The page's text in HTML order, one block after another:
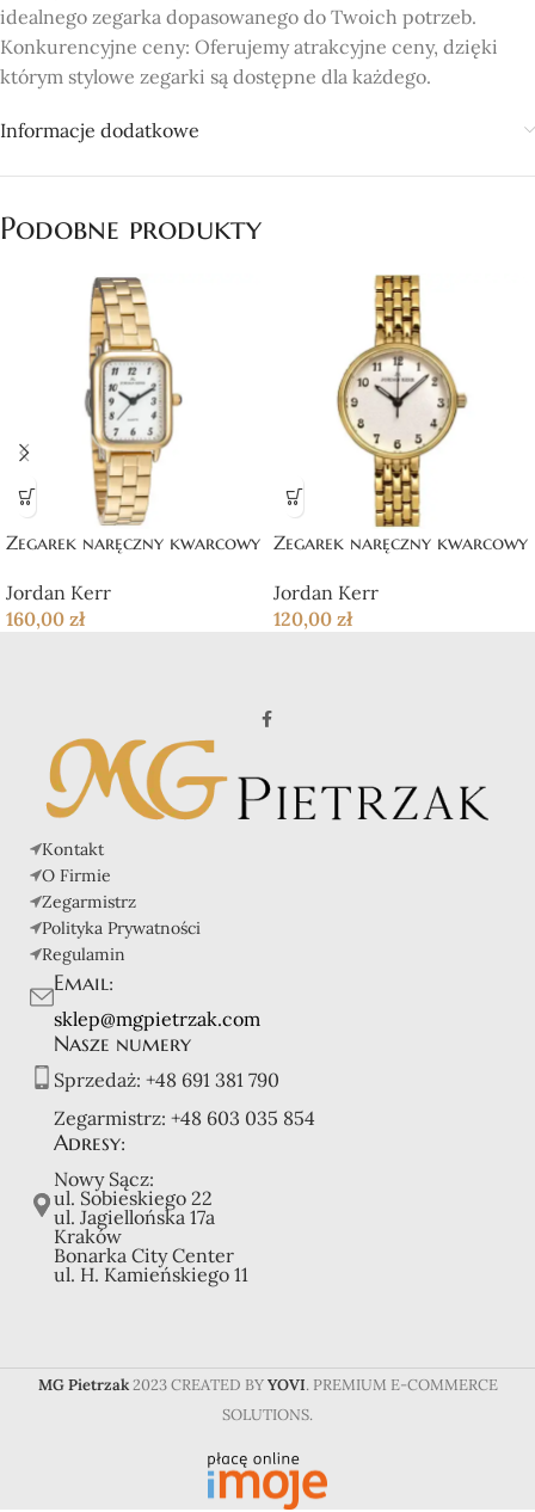
idealnego zegarka dopasowanego do Twoich potrzeb.
Konkurencyjne ceny: Oferujemy atrakcyjne ceny, dzięki
którym stylowe zegarki są dostępne dla każdego.
Informacje dodatkowe
Podobne produkty
Zegarek naręczny kwarcowy
Jordan Kerr
160,00 zł
Zegarek naręczny kwarcowy
Jordan Kerr
120,00 zł
Kontakt
O Firmie
Zegarmistrz
Polityka Prywatności
Regulamin
Email:
sklep@mgpietrzak.com
Nasze numery
Sprzedaż: +48 691 381 790
Zegarmistrz: +48 603 035 854
Adresy:
Nowy Sącz:
ul. Sobieskiego 22
ul. Jagiellońska 17a
Kraków
Bonarka City Center
ul. H. Kamieńskiego 11
MG Pietrzak 2023 CREATED BYYOVI. PREMIUM E-COMMERCE
SOLUTIONS.